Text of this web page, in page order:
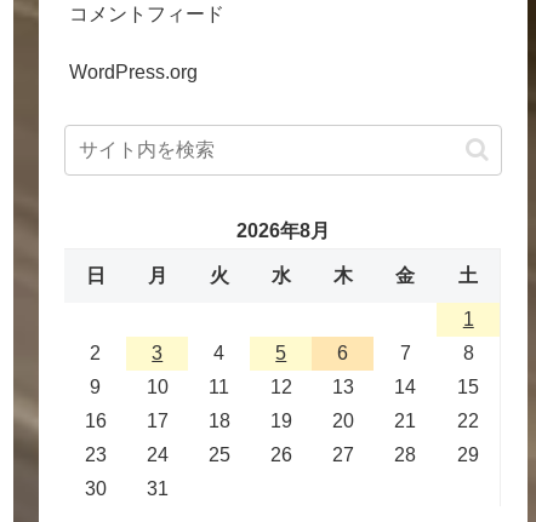
コメントフィード
WordPress.org
2026年8月
日 月 火 水 木 金 土
1
2
3 4 5 6 7
8
9
10 11 12 13 14
15
16
17 18 19 20 21
22
23
24 25 26 27 28
29
30
31